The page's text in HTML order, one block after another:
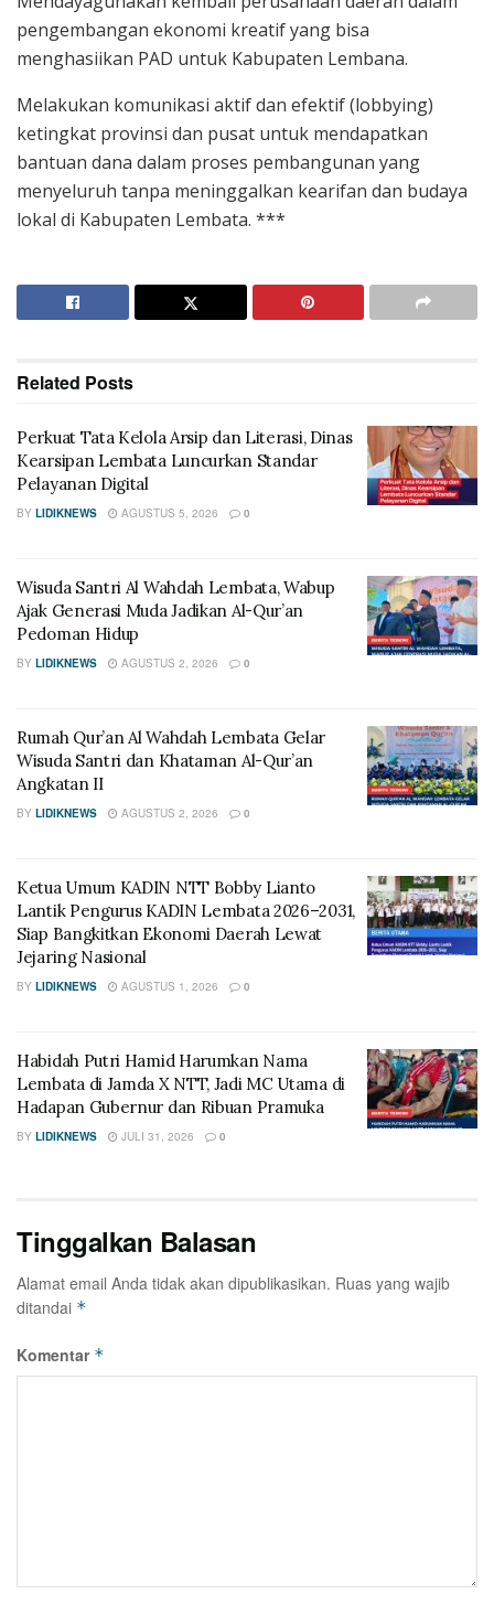
pengembangan ekonomi kreatif yang bisa
menghasiikan PAD untuk Kabupaten Lembana.
Melakukan komunikasi aktif dan efektif (lobbying)
ketingkat provinsi dan pusat untuk mendapatkan
bantuan dana dalam proses pembangunan yang
menyeluruh tanpa meninggalkan kearifan dan budaya
lokal di Kabupaten Lembata. ***
Related Posts
Perkuat Tata Kelola Arsip dan Literasi, Dinas
Kearsipan Lembata Luncurkan Standar
Pelayanan Digital
BY LIDIKNEWS AGUSTUS 5, 2026 0
Wisuda Santri Al Wahdah Lembata, Wabup
Ajak Generasi Muda Jadikan Al-Qur’an
Pedoman Hidup
BY LIDIKNEWS AGUSTUS 2, 2026 0
Rumah Qur’an Al Wahdah Lembata Gelar
Wisuda Santri dan Khataman Al-Qur’an
Angkatan II
BY LIDIKNEWS AGUSTUS 2, 2026 0
Ketua Umum KADIN NTT Bobby Lianto
Lantik Pengurus KADIN Lembata 2026–2031,
Siap Bangkitkan Ekonomi Daerah Lewat
Jejaring Nasional
BY LIDIKNEWS AGUSTUS 1, 2026 0
Habidah Putri Hamid Harumkan Nama
Lembata di Jamda X NTT, Jadi MC Utama di
Hadapan Gubernur dan Ribuan Pramuka
BY LIDIKNEWS JULI 31, 2026 0
Tinggalkan Balasan
Alamat email Anda tidak akan dipublikasikan. Ruas yang wajib
ditandai *
Komentar *